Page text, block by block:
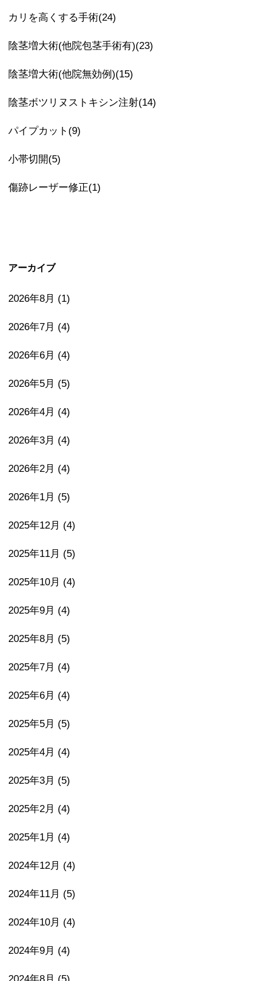
カリを高くする手術(24)
陰茎増大術(他院包茎手術有)(23)
陰茎増大術(他院無効例)(15)
陰茎ボツリヌストキシン注射(14)
パイプカット(9)
小帯切開(5)
傷跡レーザー修正(1)
アーカイブ
2026年8月 (1)
2026年7月 (4)
2026年6月 (4)
2026年5月 (5)
2026年4月 (4)
2026年3月 (4)
2026年2月 (4)
2026年1月 (5)
2025年12月 (4)
2025年11月 (5)
2025年10月 (4)
2025年9月 (4)
2025年8月 (5)
2025年7月 (4)
2025年6月 (4)
2025年5月 (5)
2025年4月 (4)
2025年3月 (5)
2025年2月 (4)
2025年1月 (4)
2024年12月 (4)
2024年11月 (5)
2024年10月 (4)
2024年9月 (4)